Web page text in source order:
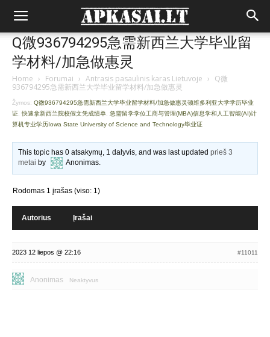
Q微936794295急需新西兰大学毕业留
学材料/加急做惠灵
Home › Forumai › Antrasis pasaulinis karas Lietuvoje › Q微
936794295急需新西兰大学毕业留学材料/加急做惠灵
Žymos: Q微936794295急需新西兰大学毕业留学材料/加急做惠灵顿维多利亚大学学历毕业
证 快速拿新西兰院校假文凭成绩单 急需留学学位工商与管理(MBA)信息学和人工智能(AI)计
算机专业学历Iowa State University of Science and Technology毕业证
This topic has 0 atsakymų, 1 dalyvis, and was last updatedprieš 3
metai by Anonimas.
Rodomas 1 įrašas (viso: 1)
Autorius Įrašai
2023 12 liepos @ 22:16 #11011
Anonimas Neaktyvus